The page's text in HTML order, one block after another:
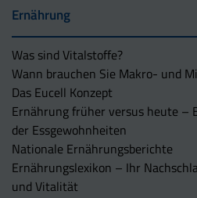
Ernährung
Was sind Vitalstoffe?
Wann brauchen Sie Makro- und
Das Eucell Konzept
Ernährung früher versus heute –
der Essgewohnheiten
Nationale Ernährungsberichte
Ernährungslexikon – Ihr
und Vitalität